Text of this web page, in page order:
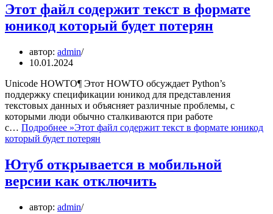
Этот файл содержит текст в формате
юникод который будет потерян
автор: admin
10.01.2024
Unicode HOWTO¶ Этот HOWTO обсуждает Python’s
поддержку спецификации юникод для представления
текстовых данных и объясняет различные проблемы, с
которыми люди обычно сталкиваются при работе
с… Подробнее »Этот файл содержит текст в формате юникод
который будет потерян
Ютуб открывается в мобильной
версии как отключить
автор: admin